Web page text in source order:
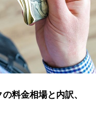
料金相場と内訳、